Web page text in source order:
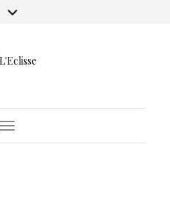
Toggle Navigation